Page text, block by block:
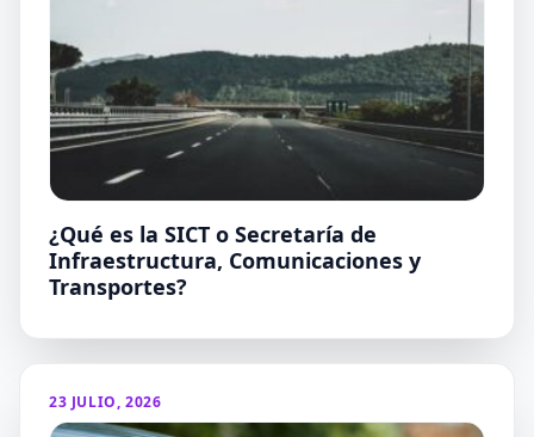
¿Qué es la SICT o Secretaría de
Infraestructura, Comunicaciones y
Transportes?
23 JULIO, 2026